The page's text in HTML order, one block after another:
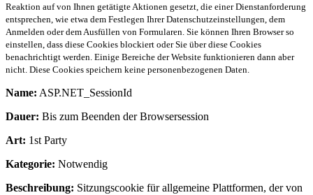
Reaktion auf von Ihnen getätigte Aktionen gesetzt, die einer Dienstanforderung
entsprechen, wie etwa dem Festlegen Ihrer Datenschutzeinstellungen, dem
Anmelden oder dem Ausfüllen von Formularen. Sie können Ihren Browser so
einstellen, dass diese Cookies blockiert oder Sie über diese Cookies
benachrichtigt werden. Einige Bereiche der Website funktionieren dann aber
nicht. Diese Cookies speichern keine personenbezogenen Daten.
Name: ASP.NET_SessionId
Dauer: Bis zum Beenden der Browsersession
Art: 1st Party
Kategorie: Notwendig
Beschreibung: Sitzungscookie für allgemeine Plattformen, der von